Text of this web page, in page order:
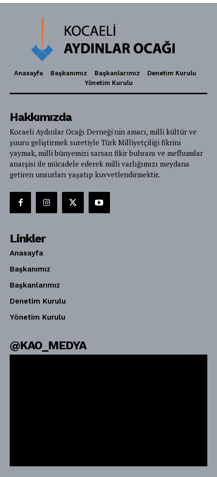
Anasayfa Başkanımız Başkanlarımız
Denetim Kurulu
Yönetim Kurulu
Hakkımızda
Kocaeli Aydınlar Ocağı Derneği'nin amacı, milli kültür ve
şuuru geliştirmek suretiyle Türk Milliyetçiliği fikrini
yaymak, milli bünyemizi sarsan fikir buhranı ve mefhumlar
anarşisi ile mücadele ederek milli varlığımızı meydana
getiren unsurları yaşatıp kuvvetlendirmektir.
Linkler
Anasayfa
Başkanımız
Başkanlarımız
Denetim Kurulu
Yönetim Kurulu
@KAO_MEDYA